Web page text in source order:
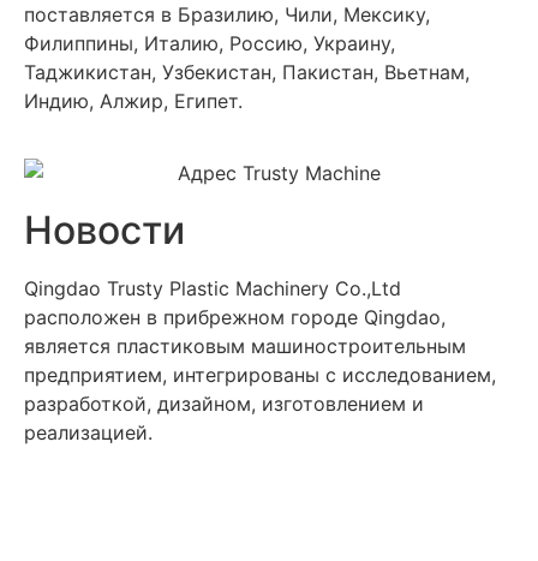
поставляется в Бразилию, Чили, Мексику,
Филиппины, Италию, Россию, Украину,
Таджикистан, Узбекистан, Пакистан, Вьетнам,
Индию, Алжир, Египет.
Новости
Qingdao Trusty Plastic Machinery Co.,Ltd
расположен в прибрежном городе Qingdao,
является пластиковым машиностроительным
предприятием, интегрированы с исследованием,
разработкой, дизайном, изготовлением и
реализацией.